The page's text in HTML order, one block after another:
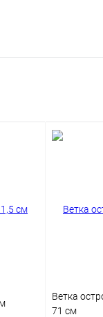
Ветка
71 см